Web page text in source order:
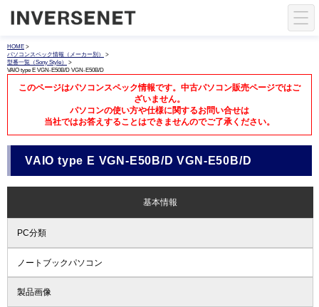
HOME >
パソコンスペック情報（メーカー別）
>
型番一覧（Sony Style）
>
VAIO type E VGN-E50B/D VGN-E50B/D
このページはパソコンスペック情報です。中古パソコン販売ページではご
ざいません。
パソコンの使い方や仕様に関するお問い合せは
当社ではお答えすることはできませんのでご了承ください。
VAIO type E VGN-E50B/D VGN-E50B/D
基本情報
PC分類
ノートブックパソコン
製品画像